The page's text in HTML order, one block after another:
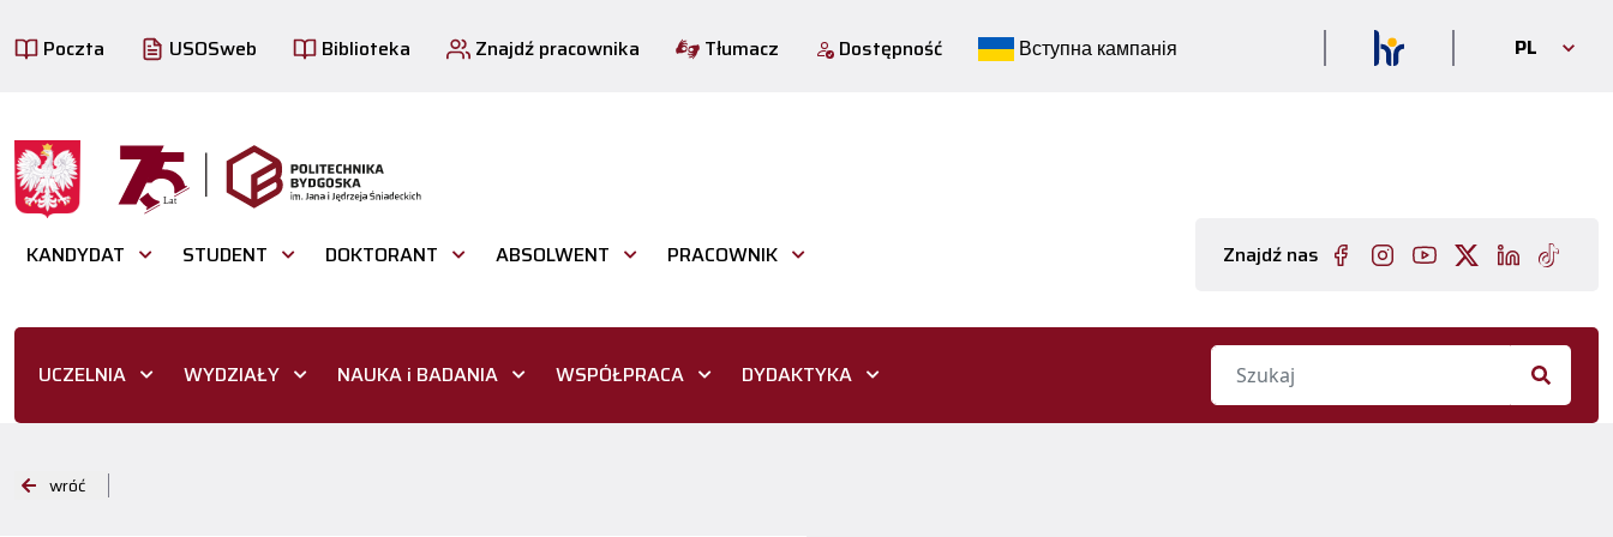
Poczta USOSweb Biblioteka Znajdź pracownika Tłumacz Dostępność Вступна кампанія PL
KANDYDAT STUDENT DOKTORANT ABSOLWENT PRACOWNIK Znajdź nas
UCZELNIA WYDZIAŁY NAUKA i BADANIA WSPÓŁPRACA DYDAKTYKA
wróć